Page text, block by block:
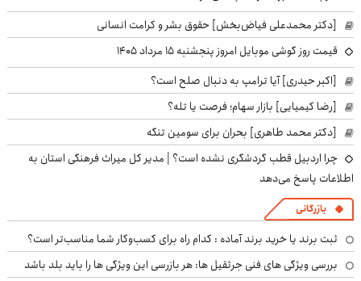
[دکتر محمدعلی فیاض‌بخش] حقوق بشر و کرامت انسانی
قیمت روز گوشی موبایل امروز پنجشنبه ۱۵ مرداد ۱۴۰۵
[اکبر حیدری] آیا ترامپ به دنبال صلح است؟
[رضا کیمیایی] بازار سهام؛ فرصت یا تله؟
[دکتر محمد طاهری] بحران برای سومین تنگه
چرا اردبیل قطب گردشگری نشده است؟ | مدیر کل میراث فرهنگی استان به
اطلاعات پاسخ می‌دهد
بازرگانی
ثبت برند یا خرید برند آماده : کدام راه برای کسب‌وکار شما مناسب‌تر است؟
بررسی ویژگی های فنی جرثقیل ها: هر بازرسی این ویژگی ها را باید بلد باشد